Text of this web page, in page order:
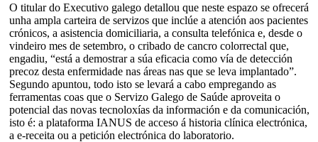
O titular do Executivo galego detallou que neste espazo se ofrecerá
unha ampla carteira de servizos que inclúe a atención aos pacientes
crónicos, a asistencia domiciliaria, a consulta telefónica e, desde o
vindeiro mes de setembro, o cribado de cancro colorrectal que,
engadiu, “está a demostrar a súa eficacia como vía de detección
precoz desta enfermidade nas áreas nas que se leva implantado”.
Segundo apuntou, todo isto se levará a cabo empregando as
ferramentas coas que o Servizo Galego de Saúde aproveita o
potencial das novas tecnoloxías da información e da comunicación,
isto é: a plataforma IANUS de acceso á historia clínica electrónica,
a e-receita ou a petición electrónica do laboratorio.